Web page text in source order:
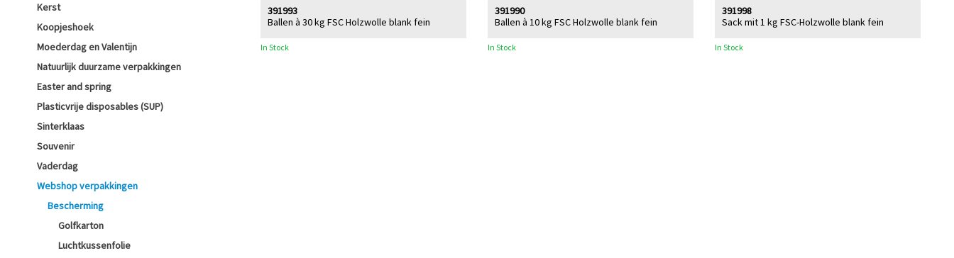
Kerst
Koopjeshoek
Moederdag en Valentijn
Natuurlijk duurzame verpakkingen
Easter and spring
Plasticvrije disposables (SUP)
Sinterklaas
Souvenir
Vaderdag
Webshop verpakkingen
Bescherming
Golfkarton
Luchtkussenfolie
Ballen à 30 kg FSC Holzwolle blank fein
391993
In Stock
Ballen à 10 kg FSC Holzwolle blank fein
391990
In Stock
Sack mit 1 kg FSC-Holzwolle blank fein
391998
In Stock